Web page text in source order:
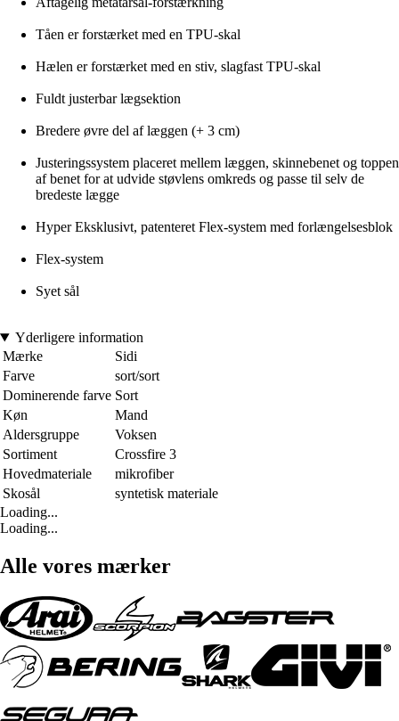
Tåen er forstærket med en TPU-skal
Hælen er forstærket med en stiv, slagfast TPU-skal
Fuldt justerbar lægsektion
Bredere øvre del af læggen (+ 3 cm)
Justeringssystem placeret mellem læggen, skinnebenet og toppen
af benet for at udvide støvlens omkreds og passe til selv de
bredeste lægge
Hyper Eksklusivt, patenteret Flex-system med forlængelsesblok
Flex-system
Syet sål
Yderligere information
Mærke
Sidi
Farve
sort/sort
Dominerende farve Sort
Køn
Mand
Aldersgruppe
Voksen
Sortiment
Crossfire 3
Hovedmateriale
mikrofiber
Skosål
syntetisk materiale
Loading...
Loading...
Alle vores mærker